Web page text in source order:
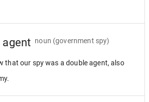
agent noun (government spy)
that our spy was a double agent, also